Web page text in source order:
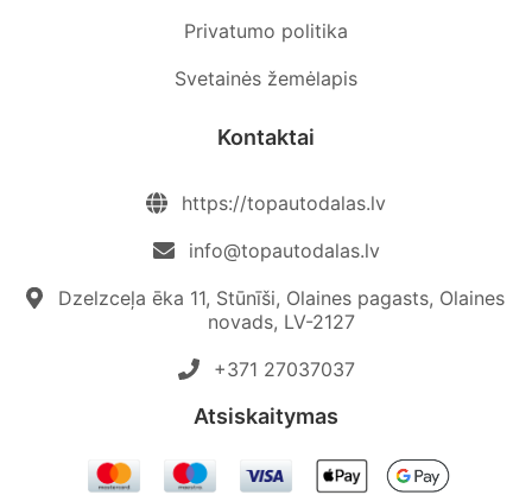
Privatumo politika
Svetainės žemėlapis
Kontaktai
https://topautodalas.lv
info@topautodalas.lv
Dzelzceļa ēka 11, Stūnīši, Olaines pagasts, Olaines
novads, LV-2127
+371 27037037‬
Atsiskaitymas